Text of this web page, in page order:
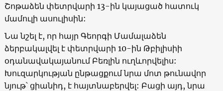
Շոթաձեն փետրվարի 13-ին կայացած հատուկ
մամուլի ասուլիսին:
Նա նշել է, որ հայր Գեորգի Մամալաձեն
ձերբակալվել է փետրվարի 10-ին Թբիլիսիի
օդանավակայանում Բեռլին ուղևորվելիս:
Խուզարկության ընթացքում նրա մոտ թունավոր
նյութ՝ ցիանիդ, է հայտնաբերվել: Բացի այդ, նրա